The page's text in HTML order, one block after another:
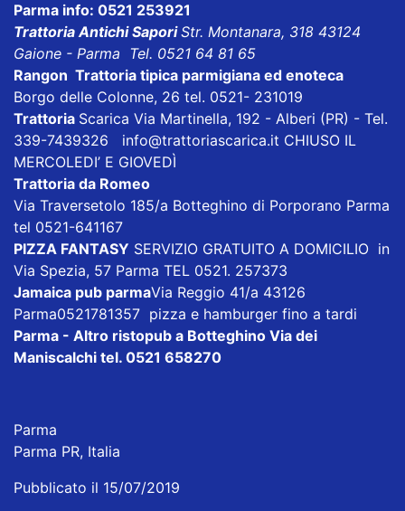
Parma info: 0521 253921
Trattoria Antichi SaporiStr. Montanara, 318 43124
Gaione - Parma Tel. 0521 64 81 65
Rangon Trattoria tipica parmigiana ed enoteca
Borgo delle Colonne, 26 tel. 0521- 231019
Trattoria Scarica Via Martinella, 192 - Alberi (PR) - Tel.
339-7439326 info@trattoriascarica.it CHIUSO IL
MERCOLEDI’ E GIOVEDÌ
Trattoria da Romeo
Via Traversetolo 185/a Botteghino di Porporano Parma
tel 0521-641167
PIZZA FANTASY SERVIZIO GRATUITO A DOMICILIO in
Via Spezia, 57 Parma TEL 0521. 257373
Jamaica pub parmaVia Reggio 41/a 43126
Parma0521781357 pizza e hamburger fino a tardi
Parma - Altro ristopub a Botteghino Via dei
Maniscalchi tel. 0521 658270
Parma
Parma PR, Italia
Pubblicato il 15/07/2019